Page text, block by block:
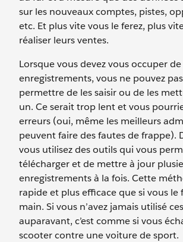
sur les nouveaux comptes, pistes,
etc. Et plus vite vous le ferez, plus
réaliser leurs ventes.
Lorsque vous devez vous occuper
enregistrements, vous ne pouvez
permettre de les saisir ou de les
un. Ce serait trop lent et vous
erreurs (oui, même les meilleurs
peuvent faire des fautes de frappe).
vous utilisez des outils qui vous
télécharger et de mettre à jour
enregistrements à la fois. Cette
rapide et plus efficace que si vous le
main. Si vous n’avez jamais utilisé
auparavant, c’est comme si vous
scooter contre une voiture de sport.